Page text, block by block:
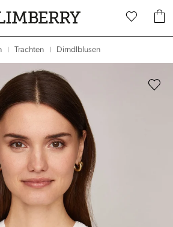
Trachten Dirndlblusen